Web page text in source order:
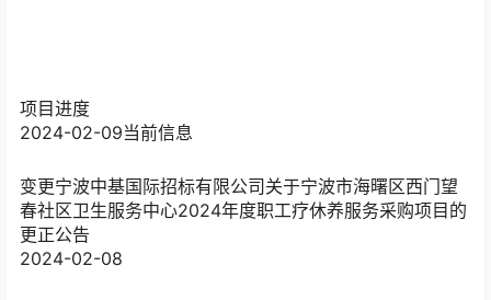
项目进度
2024-02-09当前信息
变更宁波中基国际招标有限公司关于宁波市海曙区西门望
春社区卫生服务中心2024年度职工疗休养服务采购项目的
更正公告
2024-02-08